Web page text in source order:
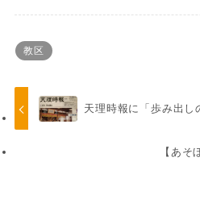
教区
天理時報に「歩み出し
【あそ